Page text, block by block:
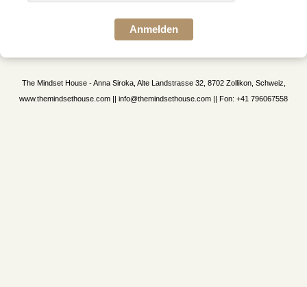
Anmelden
The Mindset House - Anna Siroka, Alte Landstrasse 32, 8702 Zollikon, Schweiz,
www.themindsethouse.com || info@themindsethouse.com || Fon: +41 796067558